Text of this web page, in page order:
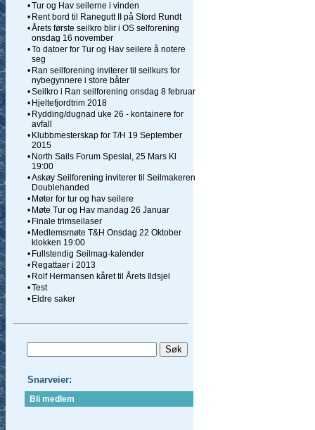
•Tur og Hav seilerne i vinden
• Rent bord til Ranegutt II på Stord Rundt
•Årets første seilkro blir i OS selforening
onsdag 16 november
•To datoer for Tur og Hav seilere å notere
seg
• Ran seilforening inviterer til seilkurs for
nybegynnere i store båter
•Seilkro i Ran seilforening onsdag 8 februar
• Hjeltefjordtrim 2018
• Rydding/dugnad uke 26 - kontainere for
avfall
• Klubbmesterskap for T/H 19 September
2015
• North Sails Forum Spesial, 25 Mars Kl
19:00
•Askøy Seilforening inviterer til Seilmakeren
Doublehanded
• Møter for tur og hav seilere
• Møte Tur og Hav mandag 26 Januar
• Finale trimseilaser
• Medlemsmøte T&H Onsdag 22 Oktober
klokken 19:00
• Fullstendig Seilmag-kalender
• Regattaer i 2013
• Rolf Hermansen kåret til Årets Ildsjel
•Test
• Eldre saker
Snarveier:
Bli medlem